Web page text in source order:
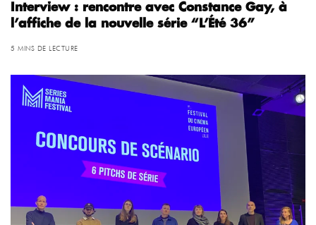
Interview : rencontre avec Constance Gay, à
l’affiche de la nouvelle série “L’Été 36”
5 MINS DE LECTURE